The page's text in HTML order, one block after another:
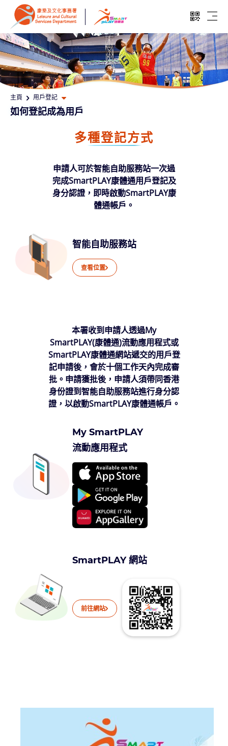
跳至主要內容
開啓二維
開啓
主頁 用戶登記 打開其他頁面選單
如何登記成為用戶
多種登記方式
申請人可於智能自助服務站一次過
完成SmartPLAY康體通用戶登記及
身分認證，即時啟動SmartPLAY康
體通帳戶。
智能自助服務站
查看位置
本署收到申請人透過My
SmartPLAY(康體通)流動應用程式或
SmartPLAY康體通網站遞交的用戶登
記申請後，會於十個工作天內完成審
批。申請獲批後，申請人須帶同香港
身份證到智能自助服務站進行身分認
證，以啟動SmartPLAY康體通帳戶。
My SmartPLAY
流動應用程式
SmartPLAY 網站
前往網站